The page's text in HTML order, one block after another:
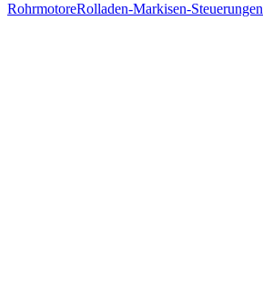
RohrmotoreRolladen-Markisen-Steuerungen